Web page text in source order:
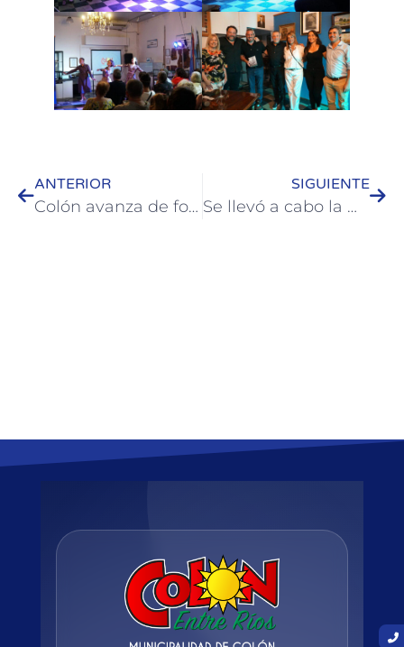
ANTERIOR
Colón avanza de forma sustentable con un Programa de Despapelización
SIGUIENTE
Se llevó a cabo la muestra anual de los Talleres Culturales 2023 en Colón